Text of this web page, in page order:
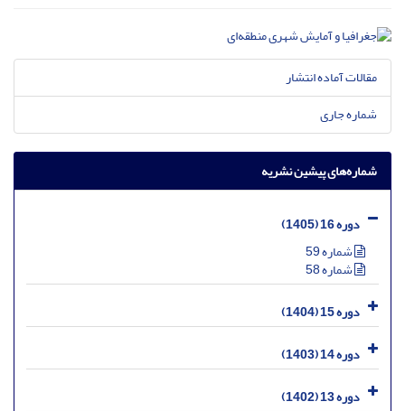
مقالات آماده انتشار
شماره جاری
شماره‌های پیشین نشریه
دوره 16 (1405)
شماره 59
شماره 58
دوره 15 (1404)
دوره 14 (1403)
دوره 13 (1402)